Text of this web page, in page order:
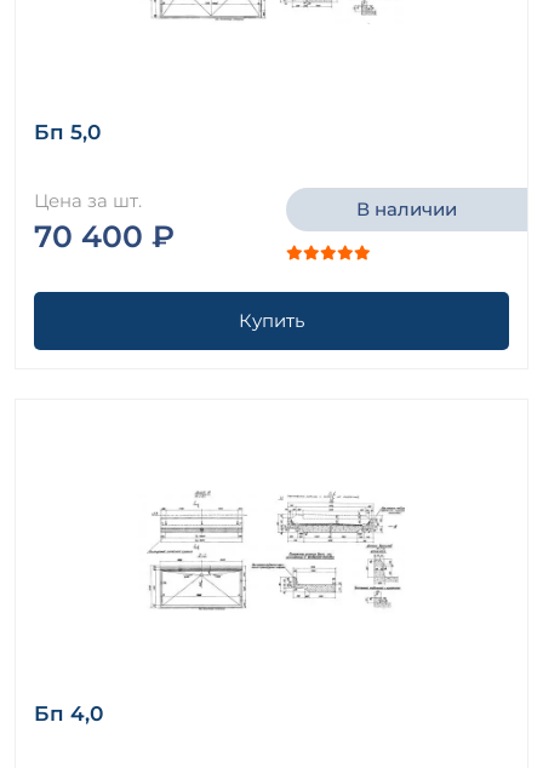
Бп 5,0
Цена за шт.
70 400 ₽
В наличии
Купить
Бп 4,0